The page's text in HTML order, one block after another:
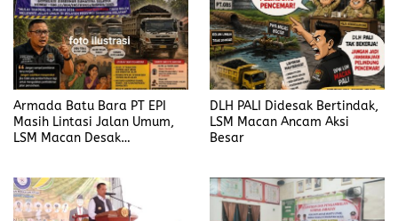
Armada Batu Bara PT EPI
Masih Lintasi Jalan Umum,
LSM Macan Desak
DLH PALI Didesak Bertindak,
LSM Macan Ancam Aksi
Besar